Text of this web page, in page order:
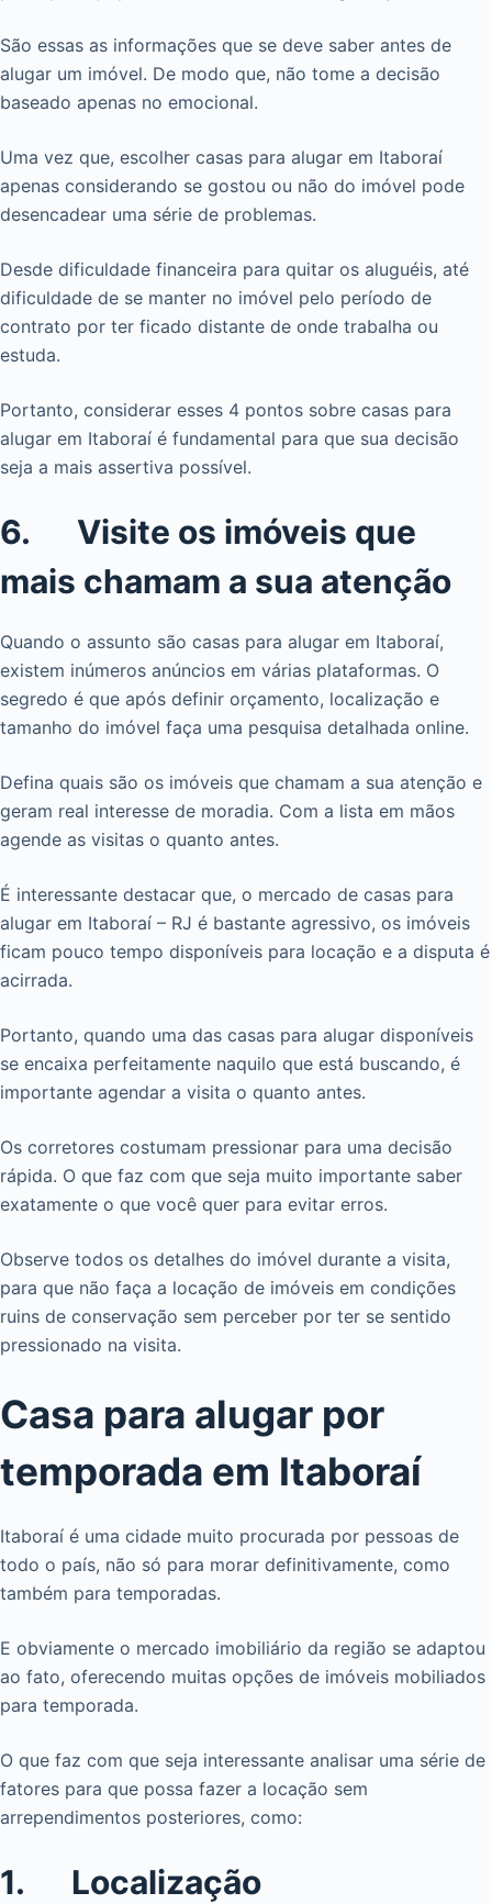
São essas as informações que se deve saber antes de
alugar um imóvel. De modo que, não tome a decisão
baseado apenas no emocional.
Uma vez que, escolher casas para alugar em Itaboraí
apenas considerando se gostou ou não do imóvel pode
desencadear uma série de problemas.
Desde dificuldade financeira para quitar os aluguéis, até
dificuldade de se manter no imóvel pelo período de
contrato por ter ficado distante de onde trabalha ou
estuda.
Portanto, considerar esses 4 pontos sobre casas para
alugar em Itaboraí é fundamental para que sua decisão
seja a mais assertiva possível.
6. Visite os imóveis que
mais chamam a sua atenção
Quando o assunto são casas para alugar em Itaboraí,
existem inúmeros anúncios em várias plataformas. O
segredo é que após definir orçamento, localização e
tamanho do imóvel faça uma pesquisa detalhada online.
Defina quais são os imóveis que chamam a sua atenção e
geram real interesse de moradia. Com a lista em mãos
agende as visitas o quanto antes.
É interessante destacar que, o mercado de casas para
alugar em Itaboraí – RJ é bastante agressivo, os imóveis
ficam pouco tempo disponíveis para locação e a disputa é
acirrada.
Portanto, quando uma das casas para alugar disponíveis
se encaixa perfeitamente naquilo que está buscando, é
importante agendar a visita o quanto antes.
Os corretores costumam pressionar para uma decisão
rápida. O que faz com que seja muito importante saber
exatamente o que você quer para evitar erros.
Observe todos os detalhes do imóvel durante a visita,
para que não faça a locação de imóveis em condições
ruins de conservação sem perceber por ter se sentido
pressionado na visita.
Casa para alugar por
temporada em Itaboraí
Itaboraí é uma cidade muito procurada por pessoas de
todo o país, não só para morar definitivamente, como
também para temporadas.
E obviamente o mercado imobiliário da região se adaptou
ao fato, oferecendo muitas opções de imóveis mobiliados
para temporada.
O que faz com que seja interessante analisar uma série de
fatores para que possa fazer a locação sem
arrependimentos posteriores, como:
1. Localização